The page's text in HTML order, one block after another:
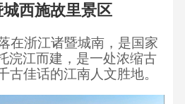
西施故里景区
在浙江诸暨城南，是国家
浣江而建，是一处浓缩古
古佳话的江南人文胜地。